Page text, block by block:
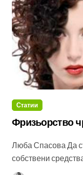
Статии
Фризьорство
Люба Спасова Да създадеш фризьорски салон със
собствени